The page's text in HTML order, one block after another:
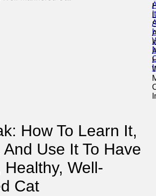
How To Learn It,
Use It To Have
Healthy, Well-
Cat